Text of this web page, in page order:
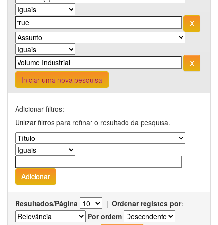
Iniciar uma nova pesquisa
Adicionar filtros:
Utilizar filtros para refinar o resultado da pesquisa.
Resultados/Página | Ordenar registos por:
Por ordem